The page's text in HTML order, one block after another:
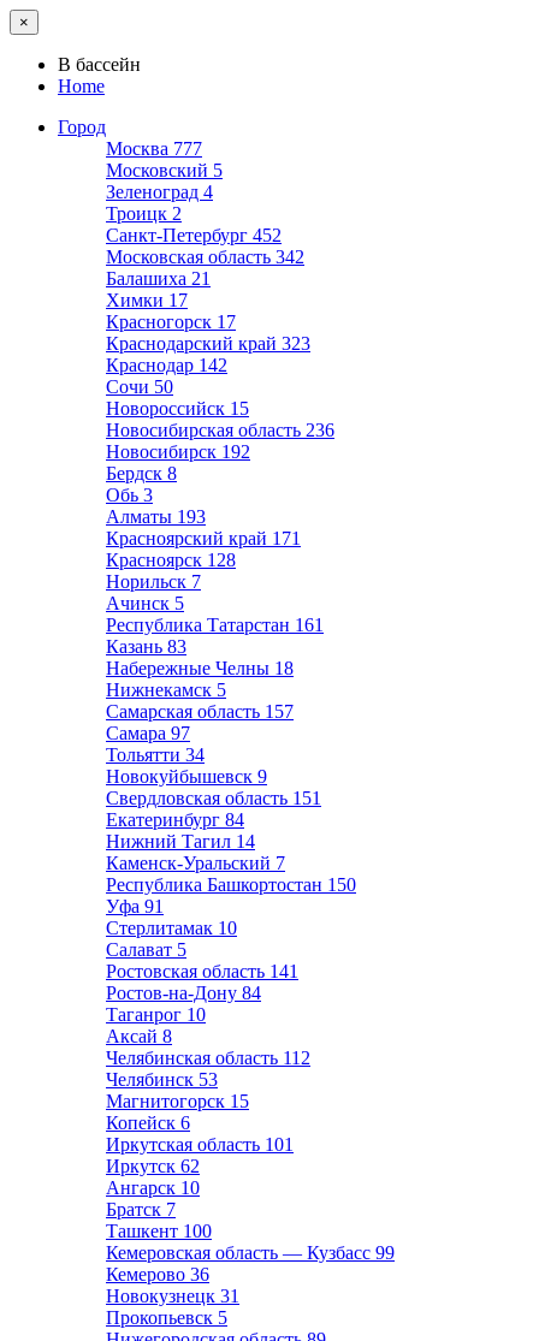
×
В бассейн
Home
Город
Москва 777
Московский 5
Зеленоград 4
Троицк 2
Санкт-Петербург 452
Московская область 342
Балашиха 21
Химки 17
Красногорск 17
Краснодарский край 323
Краснодар 142
Сочи 50
Новороссийск 15
Новосибирская область 236
Новосибирск 192
Бердск 8
Обь 3
Алматы 193
Красноярский край 171
Красноярск 128
Норильск 7
Ачинск 5
Республика Татарстан 161
Казань 83
Набережные Челны 18
Нижнекамск 5
Самарская область 157
Самара 97
Тольятти 34
Новокуйбышевск 9
Свердловская область 151
Екатеринбург 84
Нижний Тагил 14
Каменск-Уральский 7
Республика Башкортостан 150
Уфа 91
Стерлитамак 10
Салават 5
Ростовская область 141
Ростов-на-Дону 84
Таганрог 10
Аксай 8
Челябинская область 112
Челябинск 53
Магнитогорск 15
Копейск 6
Иркутская область 101
Иркутск 62
Ангарск 10
Братск 7
Ташкент 100
Кемеровская область — Кузбасс 99
Кемерово 36
Новокузнецк 31
Прокопьевск 5